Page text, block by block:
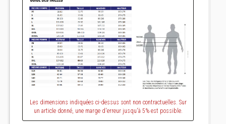
Les dimensions indiquées ci-dessus sont non contractuelles. Sur
un article donné, une marge d'erreur jusqu'à 5% est possible.